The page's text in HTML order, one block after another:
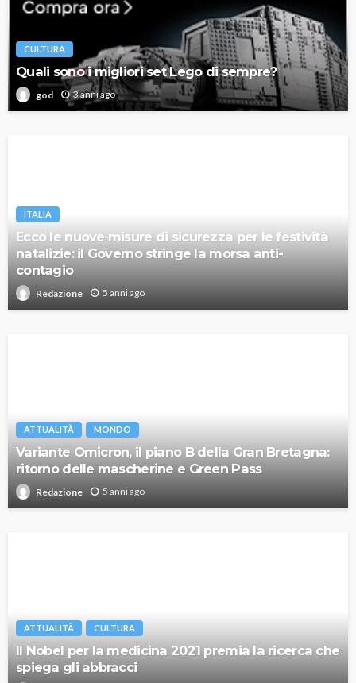
CULTURA
Quali sono i migliori set Lego di sempre?
god 3 anni ago
ITALIA
Ecco le nuove misure di sicurezza per le festività
natalizie: il Governo stringe la morsa anti-
contagio
Redazione 5 anni ago
ATTUALITÀ MONDO
Variante Omicron, il piano B della Gran Bretagna:
ritorno delle mascherine e Green Pass
Redazione 5 anni ago
ATTUALITÀ CULTURA
Il Nobel per la medicina 2021 premia la ricerca che
spiega gli abbracci